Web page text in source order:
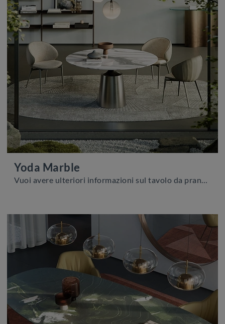
Yoda Marble
Vuoi avere ulteriori informazioni sul tavolo da pranzo Yoda Marble di Cattelan Italia? Clicca e ottieni informazioni sui modelli fissi dell'azienda.